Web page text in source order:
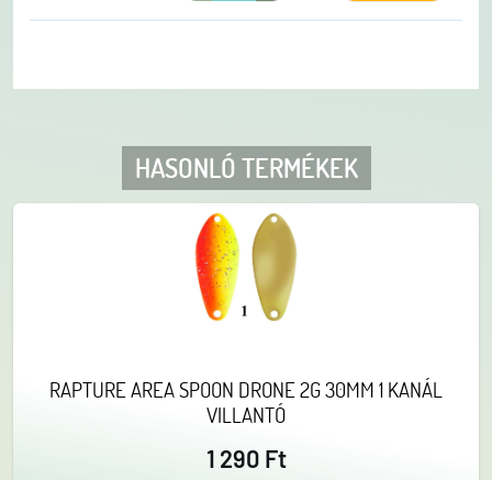
HASONLÓ TERMÉKEK
RAPTURE AREA SPOON DRONE 2G 30MM 1 KANÁL
VILLANTÓ
1 290 Ft